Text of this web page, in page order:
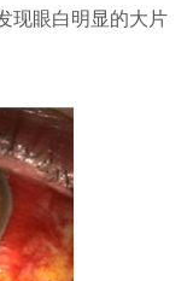
现眼白明显的大片